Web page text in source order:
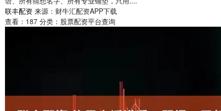
联丰配资 来源：财牛汇配资APP下载
查看： 187 分类： 股票配资平台查询